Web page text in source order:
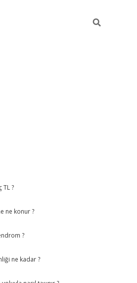
TL ?
ne konur ?
?
ne kadar ?